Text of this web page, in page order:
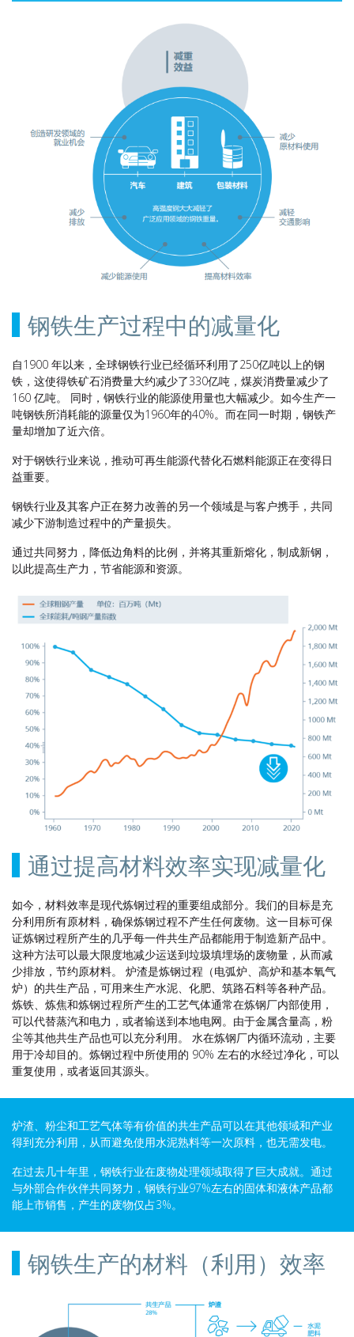
钢铁生产过程中的减量化
自1900 年以来，全球钢铁行业已经循环利用了250亿吨以上的钢
铁，这使得铁矿石消费量大约减少了330亿吨，煤炭消费量减少了
160 亿吨。 同时，钢铁行业的能源使用量也大幅减少。如今生产一
吨钢铁所消耗能的源量仅为1960年的40%。而在同一时期，钢铁产
量却增加了近六倍。
对于钢铁行业来说，推动可再生能源代替化石燃料能源正在变得日
益重要。
钢铁行业及其客户正在努力改善的另一个领域是与客户携手，共同
减少下游制造过程中的产量损失。
通过共同努力，降低边角料的比例，并将其重新熔化，制成新钢，
以此提高生产力，节省能源和资源。
通过提高材料效率实现减量化
如今，材料效率是现代炼钢过程的重要组成部分。我们的目标是充
分利用所有原材料，确保炼钢过程不产生任何废物。这一目标可保
证炼钢过程所产生的几乎每一件共生产品都能用于制造新产品中。
这种方法可以最大限度地减少运送到垃圾填埋场的废物量，从而减
少排放，节约原材料。 炉渣是炼钢过程（电弧炉、高炉和基本氧气
炉）的共生产品，可用来生产水泥、化肥、筑路石料等各种产品。
炼铁、炼焦和炼钢过程所产生的工艺气体通常在炼钢厂内部使用，
可以代替蒸汽和电力，或者输送到本地电网。由于金属含量高，粉
尘等其他共生产品也可以充分利用。 水在炼钢厂内循环流动，主要
用于冷却目的。炼钢过程中所使用的 90% 左右的水经过净化，可以
重复使用，或者返回其源头。
炉渣、粉尘和工艺气体等有价值的共生产品可以在其他领域和产业
得到充分利用，从而避免使用水泥熟料等一次原料，也无需发电。
在过去几十年里，钢铁行业在废物处理领域取得了巨大成就。通过
与外部合作伙伴共同努力，钢铁行业97%左右的固体和液体产品都
能上市销售，产生的废物仅占3%。
钢铁生产的材料（利用）效率